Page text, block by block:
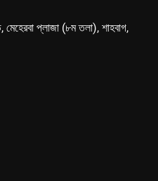
প্লাজা (৮ম তলা), শাহবাগ,